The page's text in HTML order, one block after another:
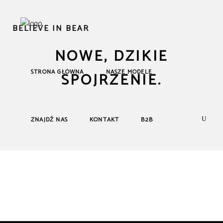
STRONA GŁÓWNA NASZE MODELE
ZNAJDŹ NAS KONTAKT B2B
BELIEVE IN BEAR
NOWE, DZIKIE
SPOJRZENIE.